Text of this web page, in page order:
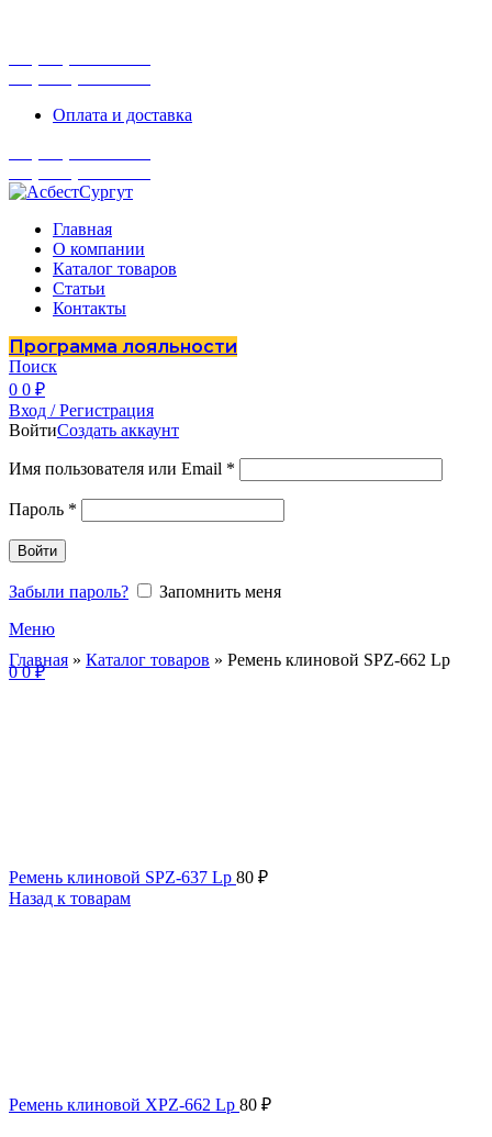
Оплата и доставка
Главная
О компании
Каталог товаров
Статьи
Контакты
Программа лояльности
Поиск
0 0 ₽
Вход / Регистрация
ВойтиСоздать аккаунт
Имя пользователя или Email *
Пароль *
Войти
Забыли пароль?
Запомнить меня
Меню
00₽
Главная » Каталог товаров » Ремень клиновой SPZ-662 Lp
Ремень клиновой SPZ-637 Lp 80 ₽
Назад к товарам
Ремень клиновой XPZ-662 Lp 80 ₽